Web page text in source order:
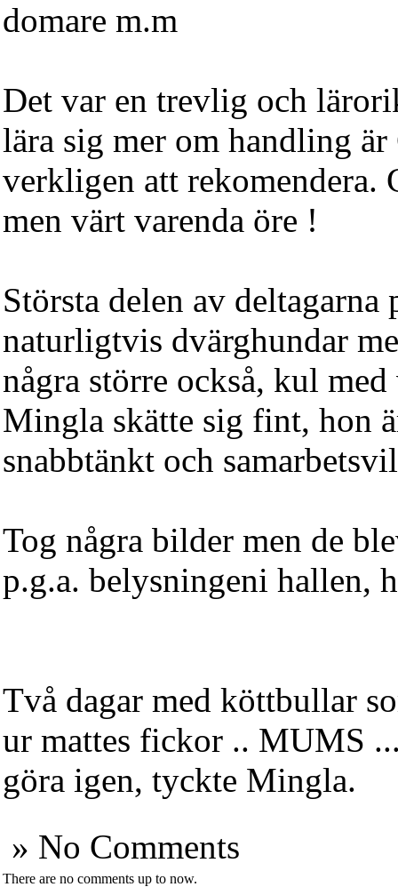
domare m.m
Det var en trevlig och
lära sig mer om handling är
verkligen att rekomendera.
men värt varenda öre !
Största delen av deltagarna
naturligtvis dvärghundar
några större också, kul
Mingla skätte sig fint, hon
snabbtänkt och
Tog några bilder men de
p.g.a. belysningeni hallen,
Två dagar med köttbullar
ur mattes fickor .. MUMS
göra igen, tyckte Mingla.
» No Comments
There are no comments up to now.